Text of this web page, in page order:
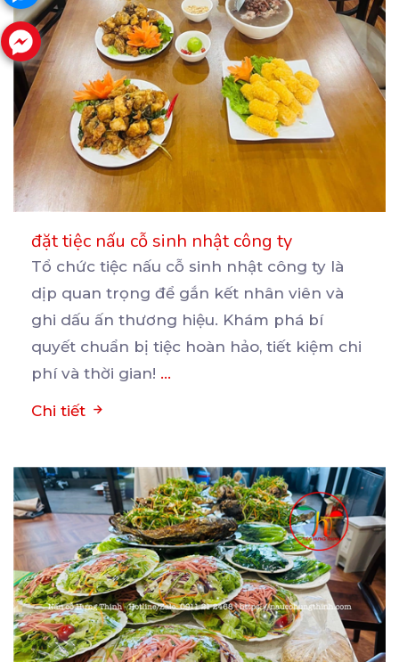
đặt tiệc nấu cỗ sinh nhật công ty
Tổ chức tiệc nấu cỗ sinh nhật công ty là
dịp quan trọng để gắn kết nhân viên và
ghi dấu ấn thương hiệu. Khám phá bí
quyết chuẩn bị tiệc hoàn hảo, tiết kiệm chi
phí và thời gian! ...
Chi tiết